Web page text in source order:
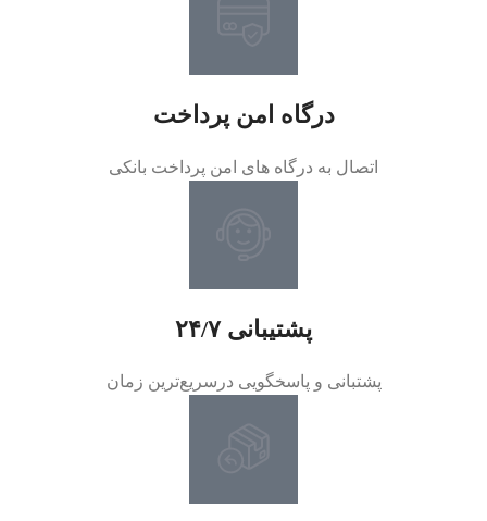
درگاه امن پرداخت
اتصال به درگاه های امن پرداخت بانکی
پشتیبانی ۲۴/۷
پشتبانی و پاسخگویی درسریع‌ترین زمان